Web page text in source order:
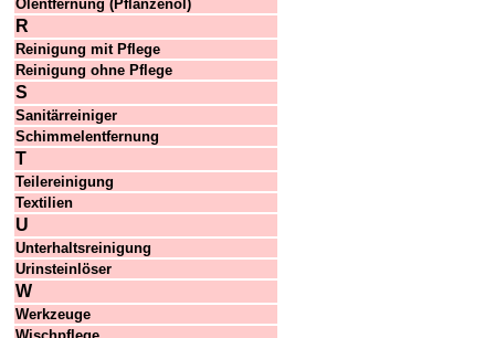
Ölentfernung (Pflanzenöl)
R
Reinigung mit Pflege
Reinigung ohne Pflege
S
Sanitärreiniger
Schimmelentfernung
T
Teilereinigung
Textilien
U
Unterhaltsreinigung
Urinsteinlöser
W
Werkzeuge